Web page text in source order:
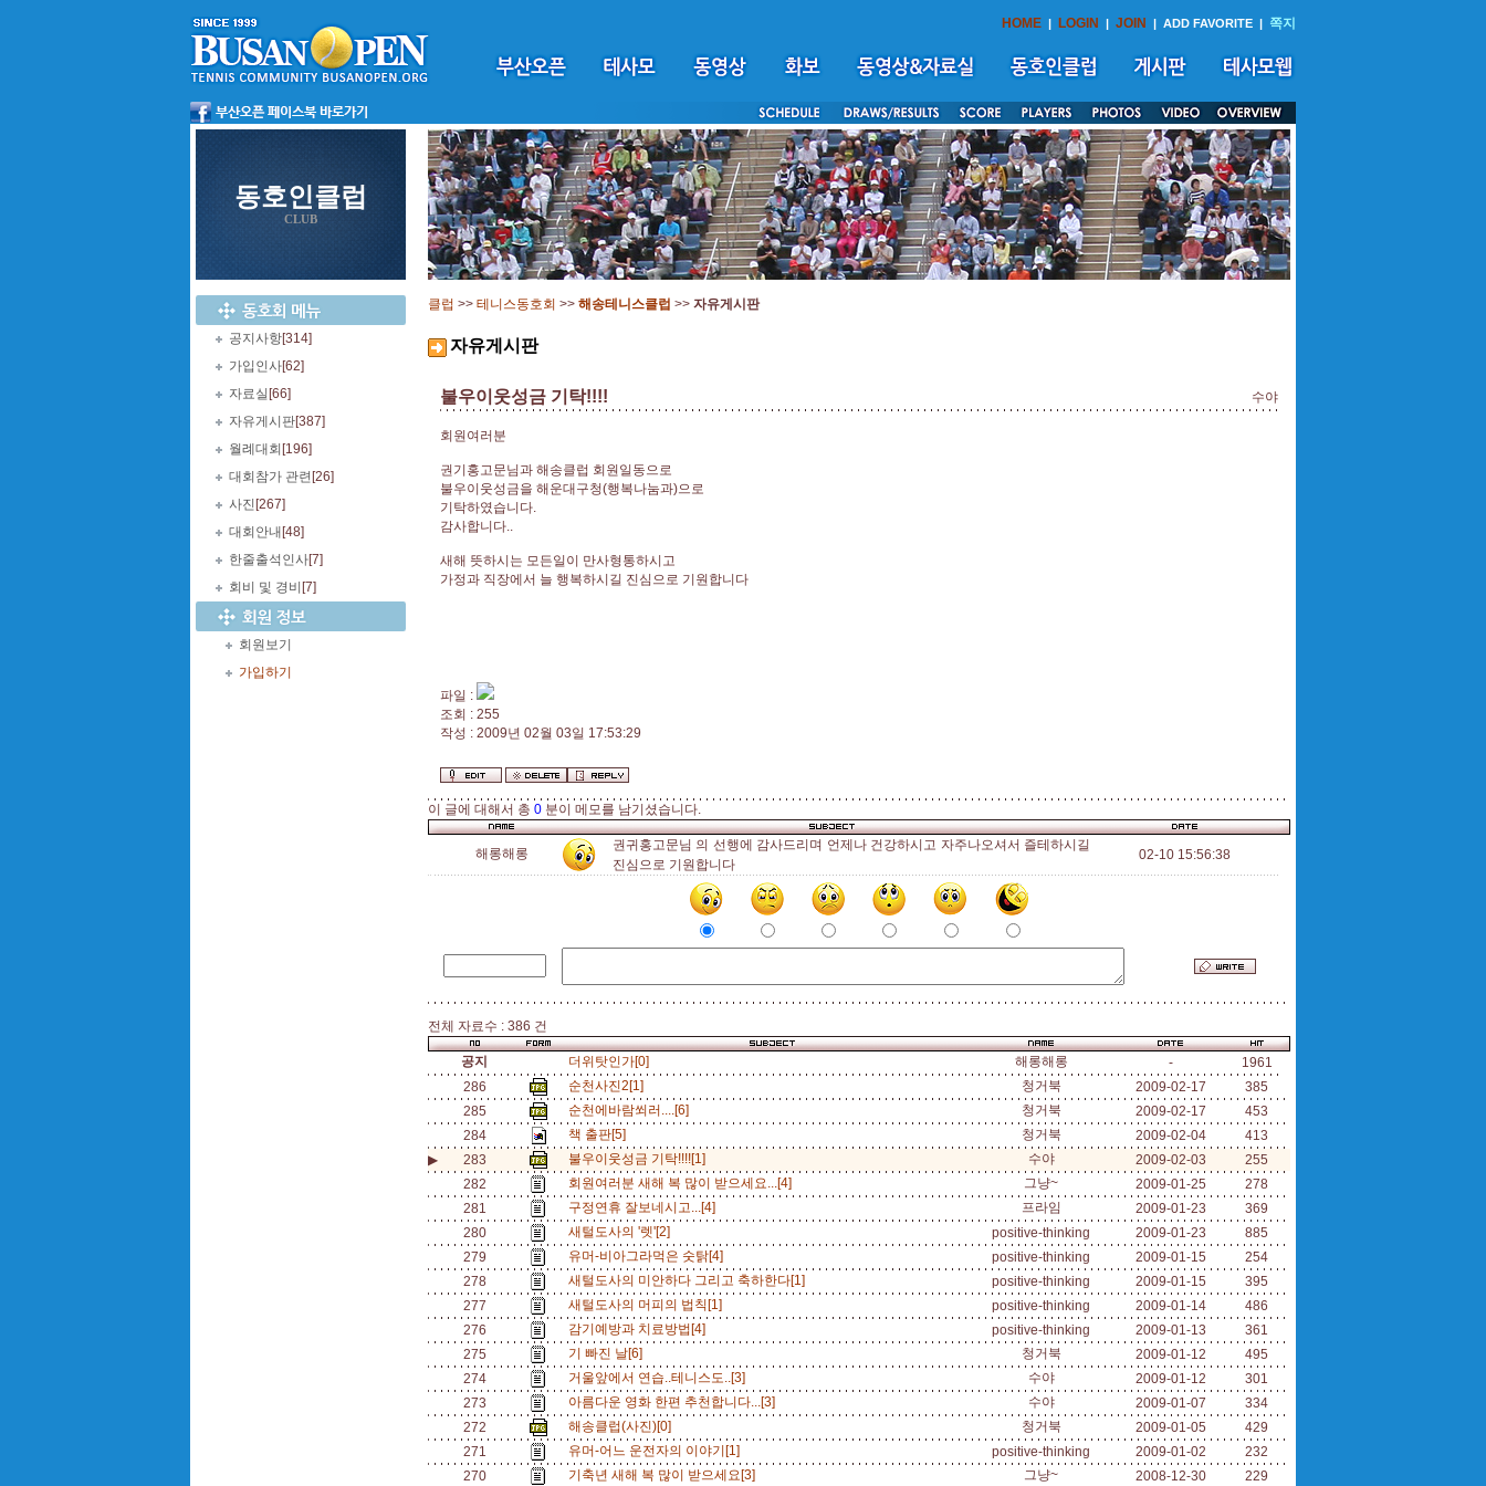
HOME | LOGIN | JOIN | ADD FAVORITE | 쪽지
동호인클럽
CLUB
공지사항[314]
가입인사[62]
자료실 [66]
자유게시판[387]
월례대회 [196]
대회참가 관련 [26]
사진 [267]
대회안내 [48]
한줄출석인사[7]
회비 및 경비 [7]
회원보기
가입하기
클럽 >> 테니스동호회 >> 해송테니스클럽 >> 자유게시판
자유게시판
불우이웃성금 기탁!!!! 수야
회원여러분
권기홍고문님과 해송클럽 회원일동으로
불우이웃성금을 해운대구청(행복나눔과)으로
기탁하였습니다.
감사합니다..
새해 뜻하시는 모든일이 만사형통하시고
가정과 직장에서 늘 행복하시길 진심으로 기원합니다
파일 :
조회 : 255
작성 : 2009년 02월 03일 17:53:29
이 글에 대해서 총 0 분이 메모를 남기셨습니다.
해롱해롱
권귀홍고문님 의 선행에 감사드리며 언제나 건강하시고 자주나오셔서 즐테하시길
진심으로 기원합니다
02-10 15:56:38
전체 자료수 : 386 건
공지 더위탓인가[0] 해롱해롱 -
1961
286
순천사진2[1] 청거북 2009-02-17
385
285
순천에바람쐬러....[6] 청거북 2009-02-17
453
284
책 출판[5] 청거북 2009-02-04
413
▶
283 불우이웃성금 기탁!!!![1] 수야 2009-02-03
255
282
회원여러분 새해 복 많이 받으세요...[4] 그냥~ 2009-01-25
278
281
구정연휴 잘보네시고...[4] 프라임 2009-01-23
369
280
새털도사의 '렛'[2] positive-thinking 2009-01-23
885
279
유머-비아그라먹은 숫탉[4] positive-thinking 2009-01-15
254
278
새털도사의 미안하다 그리고 축하한다[1] positive-thinking 2009-01-15
395
277
새털도사의 머피의 법칙[1] positive-thinking 2009-01-14
486
276
감기예방과 치료방법[4] positive-thinking 2009-01-13
361
275
기 빠진 날[6] 청거북 2009-01-12
495
274
거울앞에서 연습..테니스도..[3] 수야 2009-01-12
301
273
아름다운 영화 한편 추천합니다...[3] 수야 2009-01-07
334
272
해송클럽(사진)[0] 청거북 2009-01-05
429
271
유머-어느 운전자의 이야기[1] positive-thinking 2009-01-02
232
270
기축년 새해 복 많이 받으세요[3] 그냥~ 2008-12-30 229